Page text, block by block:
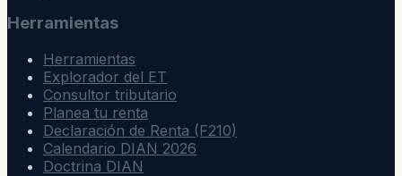
Herramientas
Herramientas
Explorador del ET
Consultor tributario
Planea tu renta
Declaración de Renta (F210)
Calendario DIAN 2026
Doctrina DIAN